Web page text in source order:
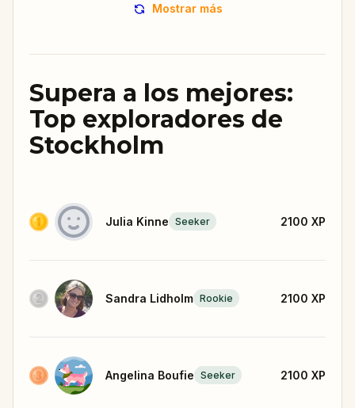
Mostrar más
Supera a los mejores:
Top exploradores de
Stockholm
Julia Kinne Seeker 2100 XP
Sandra Lidholm Rookie 2100 XP
Angelina Boufie Seeker 2100 XP